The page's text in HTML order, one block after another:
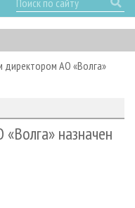
директором АО «Волга»
назначен